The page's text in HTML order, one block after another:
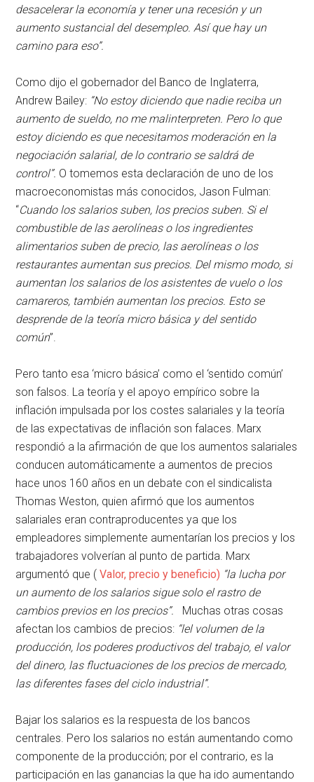
desacelerar la economía y tener una recesión y un
aumento sustancial del desempleo. Así que hay un
camino para eso”.
Como dijo el gobernador del Banco de Inglaterra,
Andrew Bailey: “No estoy diciendo que nadie reciba un
aumento de sueldo, no me malinterpreten. Pero lo que
estoy diciendo es que necesitamos moderación en la
negociación salarial, de lo contrario se saldrá de
control”. O tomemos esta declaración de uno de los
macroeconomistas más conocidos, Jason Fulman:
“Cuando los salarios suben, los precios suben. Si el
combustible de las aerolíneas o los ingredientes
alimentarios suben de precio, las aerolíneas o los
restaurantes aumentan sus precios. Del mismo modo, si
aumentan los salarios de los asistentes de vuelo o los
camareros, también aumentan los precios. Esto se
desprende de la teoría micro básica y del sentido
común”.
Pero tanto esa ‘micro básica’ como el ‘sentido común’
son falsos. La teoría y el apoyo empírico sobre la
inflación impulsada por los costes salariales y la teoría
de las expectativas de inflación son falaces. Marx
respondió a la afirmación de que los aumentos salariales
conducen automáticamente a aumentos de precios
hace unos 160 años en un debate con el sindicalista
Thomas Weston, quien afirmó que los aumentos
salariales eran contraproducentes ya que los
empleadores simplemente aumentarían los precios y los
trabajadores volverían al punto de partida. Marx
argumentó que (Valor, precio y beneficio) “la lucha por
un aumento de los salarios sigue solo el rastro de
cambios previos en los precios”.
Muchas otras cosas
afectan los cambios de precios: “lel volumen de la
producción, los poderes productivos del trabajo, el valor
del dinero, las fluctuaciones de los precios de mercado,
las diferentes fases del ciclo industrial”.
Bajar los salarios es la respuesta de los bancos
centrales. Pero los salarios no están aumentando como
componente de la producción; por el contrario, es la
participación en las ganancias la que ha ido aumentando